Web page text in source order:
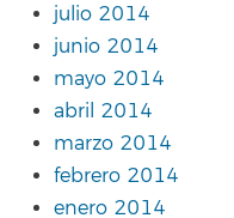
julio 2014
junio 2014
mayo 2014
abril 2014
marzo 2014
febrero 2014
enero 2014